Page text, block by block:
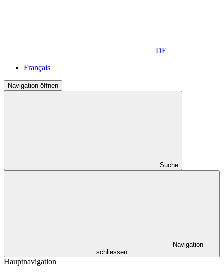
DE
Français
Navigation öffnen
Suche
Navigation
schliessen
Hauptnavigation